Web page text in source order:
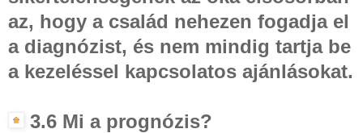
az, hogy a család nehezen fogadja el
a diagnózist, és nem mindig tartja be
a kezeléssel kapcsolatos ajánlásokat.
3.6 Mi a prognózis?